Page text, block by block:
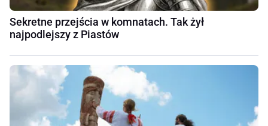
Sekretne przejścia w komnatach. Tak żył
najpodlejszy z Piastów